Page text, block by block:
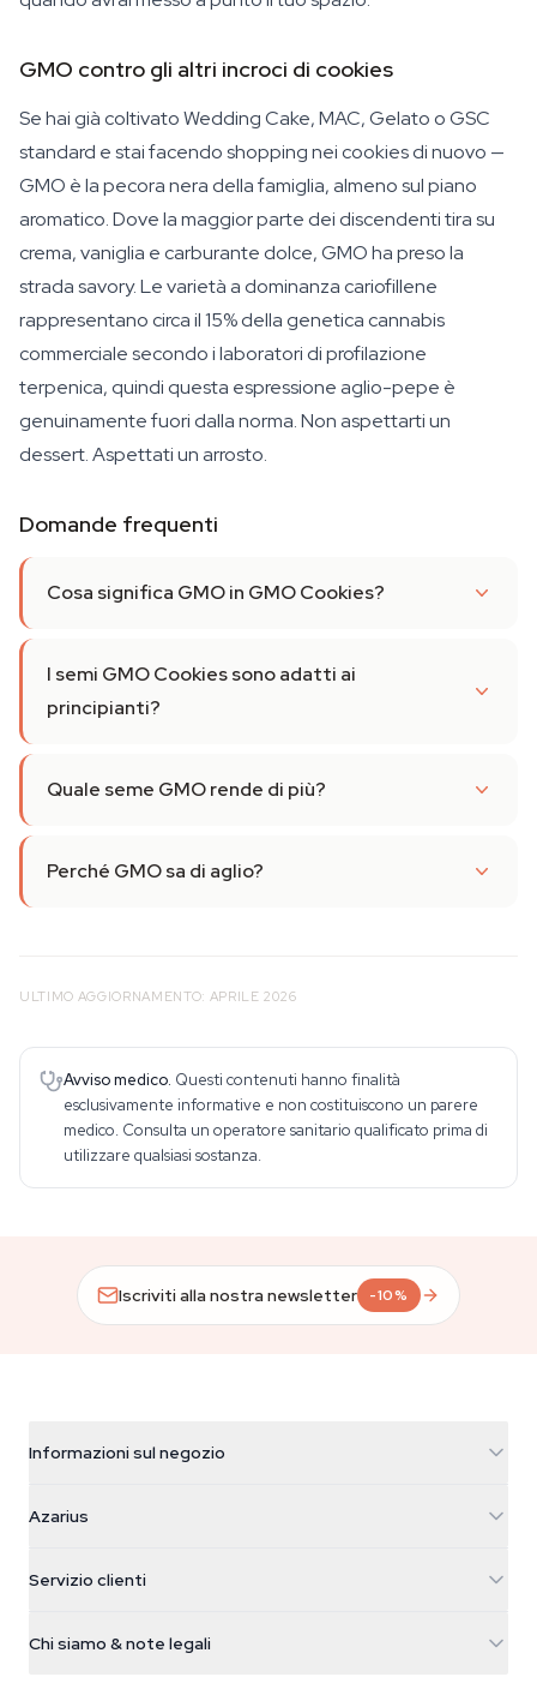
GMO contro gli altri incroci di cookies
Se hai già coltivato Wedding Cake, MAC, Gelato o GSC
standard e stai facendo shopping nei cookies di nuovo —
GMO è la pecora nera della famiglia, almeno sul piano
aromatico. Dove la maggior parte dei discendenti tira su
crema, vaniglia e carburante dolce, GMO ha preso la
strada savory. Le varietà a dominanza cariofillene
rappresentano circa il 15% della genetica cannabis
commerciale secondo i laboratori di profilazione
terpenica, quindi questa espressione aglio-pepe è
genuinamente fuori dalla norma. Non aspettarti un
dessert. Aspettati un arrosto.
Domande frequenti
Cosa significa GMO in GMO Cookies?
I semi GMO Cookies sono adatti ai
principianti?
Quale seme GMO rende di più?
Perché GMO sa di aglio?
ULTIMO AGGIORNAMENTO: APRILE 2026
Avviso medico. Questi contenuti hanno finalità
esclusivamente informative e non costituiscono un parere
medico. Consulta un operatore sanitario qualificato prima di
utilizzare qualsiasi sostanza.
Iscriviti alla nostra newsletter -10%
Informazioni sul negozio
Galvaniweg 11
Nederland
+31(0)204897914
Azarius
Smokeshop
Servizio clienti
Chi siamo & note legali